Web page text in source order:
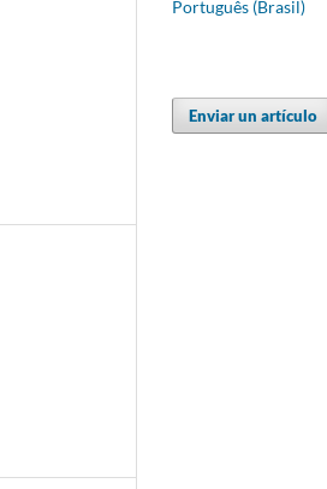
Português (Brasil)
Enviar un artículo